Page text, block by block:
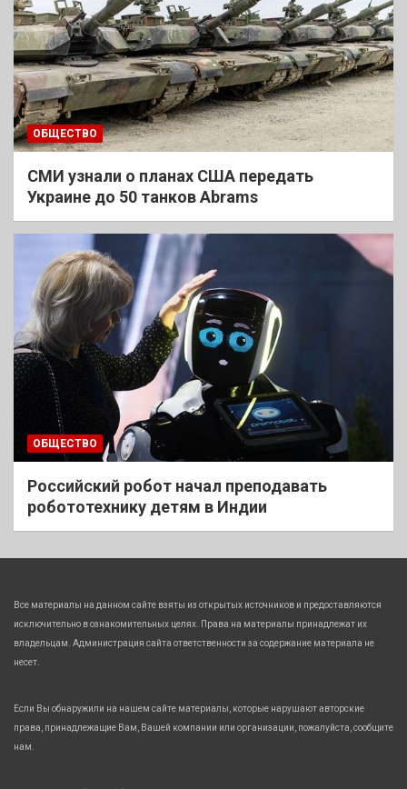
ОБЩЕСТВО
СМИ узнали о планах США передать
Украине до 50 танков Abrams
ОБЩЕСТВО
Российский робот начал преподавать
робототехнику детям в Индии
Все материалы на данном сайте взяты из открытых источников и предоставляются
исключительно в ознакомительных целях. Права на материалы принадлежат их
владельцам. Администрация сайта ответственности за содержание материала не
несет.
Если Вы обнаружили на нашем сайте материалы, которые нарушают авторские
права, принадлежащие Вам, Вашей компании или организации, пожалуйста, сообщите
нам.